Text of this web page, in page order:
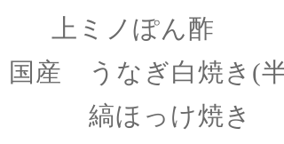
上ミノぽん
国産 うなぎ白焼き (
縞ほっけ焼